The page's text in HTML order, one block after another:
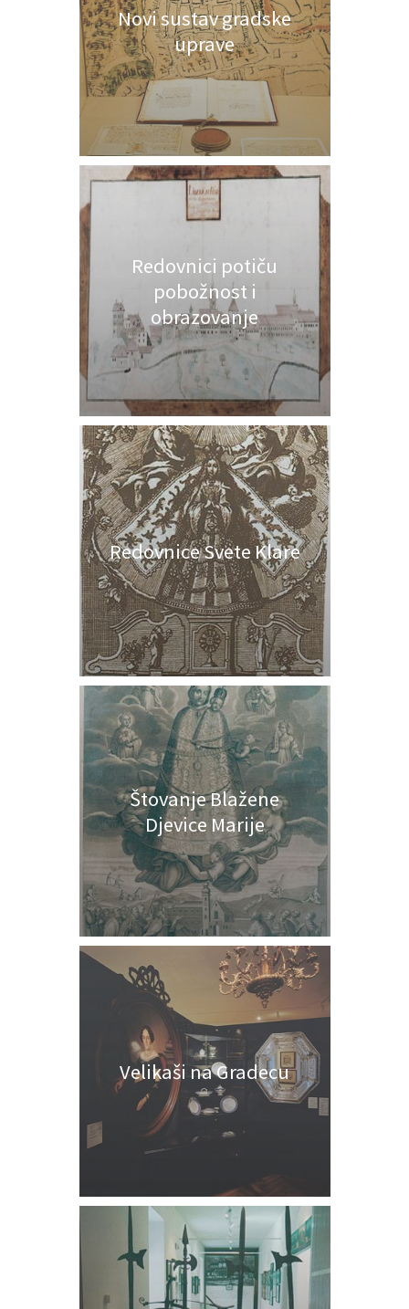
Novi sustav gradske
uprave
Redovnici potiču
pobožnost i
obrazovanje
Redovnice Svete Klare
Štovanje Blažene
Djevice Marije
Velikaši na Gradecu